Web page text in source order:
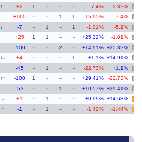
↑↑ +2 1 － － － -7.4% -3.82% 停止
↑ +100 － － 1 1 -15.95% -7.4% 停止
↓↓ -7 － 1 － 1 -1.01% -5.1% 停止
↓ +25 1 1 － － +25.32% -1.01% 停止
↑ -100 － － 2 － +14.91% +25.32% 停止
↓↓ +4 － － － 1 +1.1% +14.91% 停止
↓ -45 － 1 － － -22.73% +1.1% 停止
↑↑ -100 1 － － － +29.41% -22.73% 停止
↑ -53 － － 1 － +10.57% +29.41% 停止
↓ +1 － 1 － － +0.99% +14.63% 注意
↑ -1 － 1 － － -1.42% -1.44% 注意